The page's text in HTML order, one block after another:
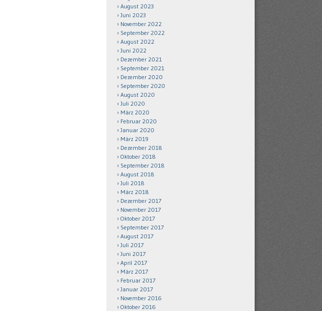
August 2023
Juni 2023
November 2022
September 2022
August 2022
Juni 2022
Dezember 2021
September 2021
Dezember 2020
September 2020
August 2020
Juli 2020
März 2020
Februar 2020
Januar 2020
März 2019
Dezember 2018
Oktober 2018
September 2018
August 2018
Juli 2018
März 2018
Dezember 2017
November 2017
Oktober 2017
September 2017
August 2017
Juli 2017
Juni 2017
April 2017
März 2017
Februar 2017
Januar 2017
November 2016
Oktober 2016